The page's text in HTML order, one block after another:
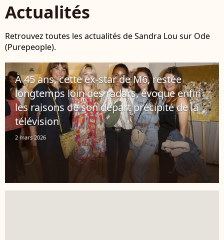
Actualités
Retrouvez toutes les actualités de Sandra Lou sur Ode
(Purepeople).
À 45 ans, cette ex-star de M6, restée
longtemps loin des radars, évoque enfin
les raisons de son départ précipité de la
télévision
2 mars 2026